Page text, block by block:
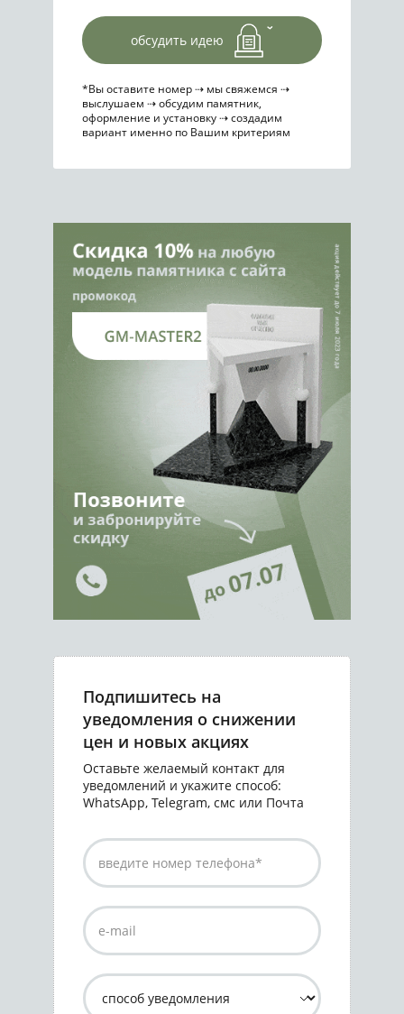
обсудить идею
*Вы оставите номер ⇢ мы свяжемся ⇢
выслушаем ⇢ обсудим памятник,
оформление и установку ⇢ создадим
вариант именно по Вашим критериям
Подпишитесь на
уведомления о снижении
цен и новых акциях
Оставьте желаемый контакт для
уведомлений и укажите способ:
WhatsApp, Telegram, смс или Почта